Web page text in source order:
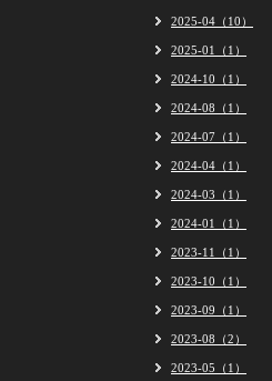
2025-04（10）
2025-01（1）
2024-10（1）
2024-08（1）
2024-07（1）
2024-04（1）
2024-03（1）
2024-01（1）
2023-11（1）
2023-10（1）
2023-09（1）
2023-08（2）
2023-05（1）